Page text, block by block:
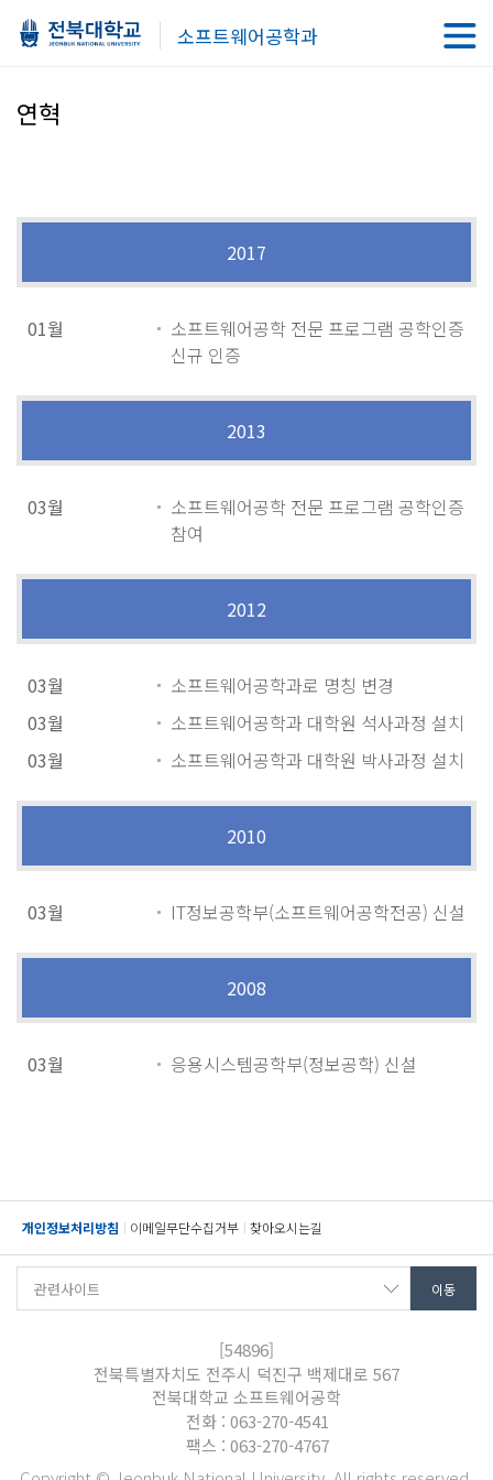
소프트웨어공학과
연혁
2017
01월
소프트웨어공학 전문 프로그램 공학인증
신규 인증
2013
03월
소프트웨어공학 전문 프로그램 공학인증
참여
2012
03월
소프트웨어공학과로 명칭 변경
03월
소프트웨어공학과 대학원 석사과정 설치
03월
소프트웨어공학과 대학원 박사과정 설치
2010
03월 IT정보공학부(소프트웨어공학전공) 신설
2008
03월 응용시스템공학부(정보공학) 신설
개인정보처리방침 이메일무단수집거부 찾아오시는길
[54896]
전북특별자치도 전주시 덕진구 백제대로 567
전북대학교 소프트웨어공학
전화 : 063-270-4541
팩스 : 063-270-4767